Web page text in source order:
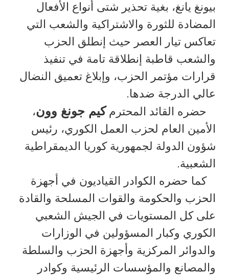
بيونغ يانغ، بغية تحذير شتى أنواع الأفعال
المضادة للثورة والاشتراكية والشعب التي
تعاكس تيار العصر حيث إنطلق الحزب
والشعب قاطبة إنطلاقة تامة في تنفيذ
قرارات مؤتمر الحزب، وإبلاغ تعميق النضال
عالي الدرجة ضدها.
حضره القائد المحترمكيم جونغ وون،
الأمين العام لحزب العمل الكوري، رئيس
شؤون الدولة لجمهورية كوريا الديمقراطية
الشعبية.
كما حضره الكوادر القياديون في أجهزة
الحزب والحكومة والقوات المسلحة والقادة
على كل المستويات في الجيش الشعبي
الكوري وكبار المسؤولين في الوزارات
والدوائر المركزية وأجهزة الحزب والسلطة
والمصانع والمؤسسات الرئيسية وكوادر